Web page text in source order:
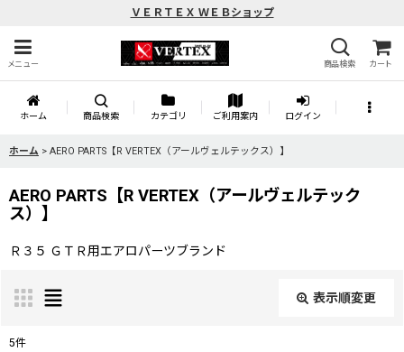
ＶＥＲＴＥＸ ＷＥＢショップ
メニュー 商品検索 カート
ホーム 商品検索 カテゴリ ご利用案内 ログイン
ホーム > AERO PARTS【R VERTEX（アールヴェルテックス）】
AERO PARTS【R VERTEX（アールヴェルテック
ス）】
Ｒ３５ ＧＴＲ用エアロパーツブランド
表示順変更
5件